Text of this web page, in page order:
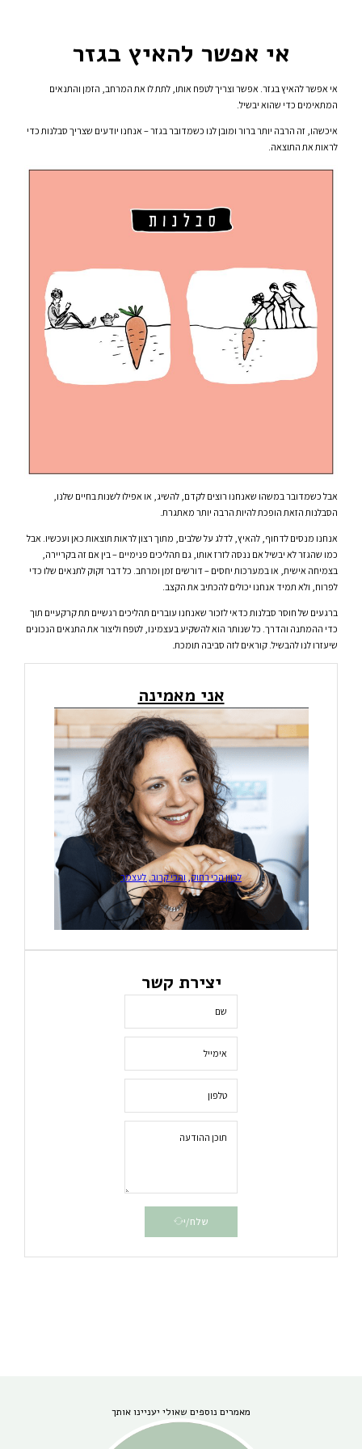
אי אפשר להאיץ בגזר
אי אפשר להאיץ בגזר. אפשר וצריך לטפח אותו, לתת לו את המרחב, הזמן והתנאים
המתאימים כדי שהוא יבשיל.
איכשהו, זה הרבה יותר ברור ומובן לנו כשמדובר בגזר – אנחנו יודעים שצריך סבלנות כדי
לראות את התוצאה.
אבל כשמדובר במשהו שאנחנו רוצים לקדם, להשיג, או אפילו לשנות בחיים שלנו,
הסבלנות הזאת הופכת להיות הרבה יותר מאתגרת.
אנחנו מנסים לדחוף, להאיץ, לדלג על שלבים, מתוך רצון לראות תוצאות כאן ועכשיו. אבל
כמו שהגזר לא יבשיל אם ננסה לזרז אותו, גם תהליכים פנימיים – בין אם זה בקריירה,
בצמיחה אישית, או במערכות יחסים – דורשים זמן ומרחב. כל דבר זקוק לתנאים שלו כדי
לפרוח, ולא תמיד אנחנו יכולים להכתיב את הקצב.
ברגעים של חוסר סבלנות כדאי לזכור שאנחנו עוברים תהליכים רגשיים תת קרקעיים תוך
כדי ההמתנה והדרך. כל שנותר הוא להשקיע בעצמינו, לטפח וליצור את התנאים הנכונים
שיעזרו לנו להבשיל. קוראים לזה סביבה תומכת.
אני מאמינה
לכוון הכי רחוק, והכי קרוב, לעצמך
יצירת קשר
שלח/י
מאמרים נוספים שאולי יעניינו אותך